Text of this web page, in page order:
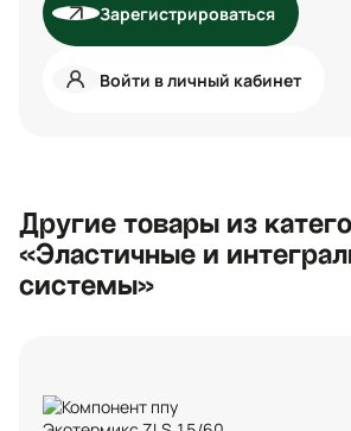
Зарегистрироваться
Войти в личный кабинет
Другие товары из
«Эластичные и
системы»